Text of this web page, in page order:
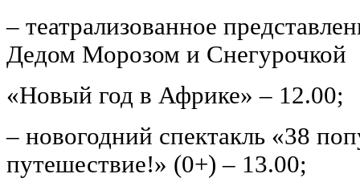
– театрализованное
Дедом Морозом и Снегурочкой
«Новый год в Африке» – 12.00;
– новогодний спектакль «38
путешествие!» (0+) – 13.00;